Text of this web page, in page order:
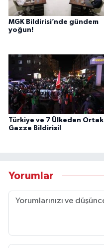
MGK Bildirisi’nde gündem
yoğun!
Türkiye ve 7 Ülkeden Ortak
Gazze Bildirisi!
Yorumlar